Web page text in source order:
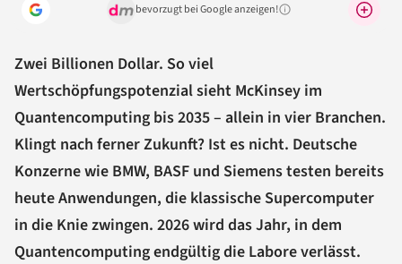
bevorzugt bei Google anzeigen!Warum lohnt sich das?
Zwei Billionen Dollar. So viel
Wertschöpfungspotenzial sieht McKinsey im
Quantencomputing bis 2035 – allein in vier Branchen.
Klingt nach ferner Zukunft? Ist es nicht. Deutsche
Konzerne wie BMW, BASF und Siemens testen bereits
heute Anwendungen, die klassische Supercomputer
in die Knie zwingen. 2026 wird das Jahr, in dem
Quantencomputing endgültig die Labore verlässt.